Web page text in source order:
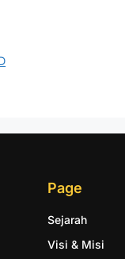
Page
Sejarah
Visi & Misi